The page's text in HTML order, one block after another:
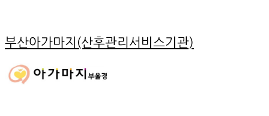
부산아가마지(산후관리서비스기관)